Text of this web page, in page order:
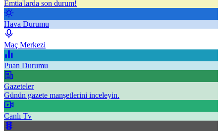
Emtia'larda son durum!
Hava Durumu
Maç Merkezi
Puan Durumu
Gazeteler
Günün gazete manşetlerini inceleyin.
Canlı Tv